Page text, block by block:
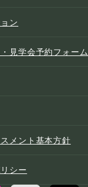
ン
見学会予約フォーム
メント基本方針
シー